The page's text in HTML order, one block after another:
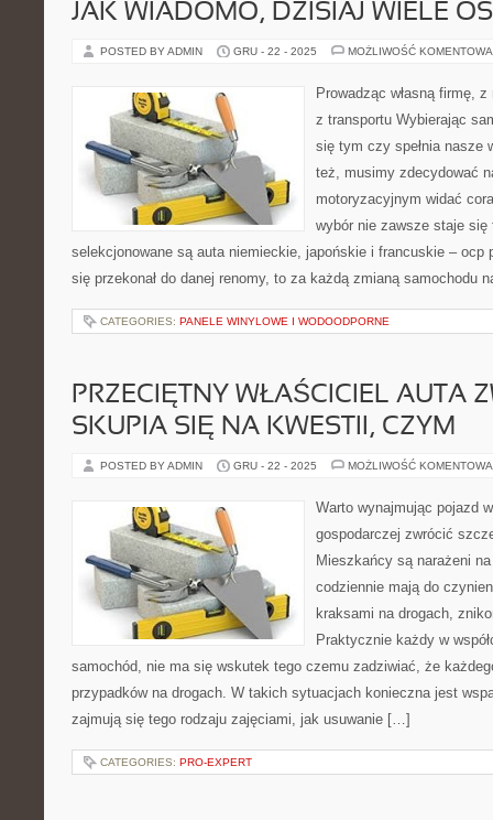
JAK WIADOMO, DZISIAJ WIELE
POSTED BY ADMIN GRU - 22 - 2025 MOŻLIWOŚĆ
Prowadząc własną firmę,
z transportu Wybierając
się tym czy spełnia nasze
też, musimy zdecydować
motoryzacyjnym widać
wybór nie zawsze staje
selekcjonowane są auta niemieckie, japońskie i francuskie – ocp
się przekonał do danej renomy, to za każdą zmianą samochodu
CATEGORIES: PANELE WINYLOWE I WODOODPORNE
PRZECIĘTNY WŁAŚCICIEL AUTA
SKUPIA SIĘ NA KWESTII, CZYM
POSTED BY ADMIN GRU - 22 - 2025 MOŻLIWOŚĆ
Warto wynajmując pojazd
gospodarczej zwrócić
Mieszkańcy są narażeni
codziennie mają do
kraksami na drogach,
Praktycznie każdy w
samochód, nie ma się wskutek tego czemu zadziwiać, że
przypadków na drogach. W takich sytuacjach konieczna jest
zajmują się tego rodzaju zajęciami, jak usuwanie […]
CATEGORIES: PRO-EXPERT